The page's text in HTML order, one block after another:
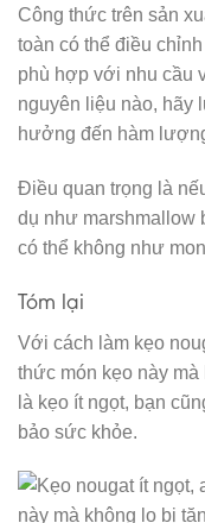
Công thức trên sản
toàn có thể điều
phù hợp với nhu cầu
nguyên liệu nào, hãy
hưởng đến hàm
Điều quan trọng là
dụ như marshmallow
có thể không như
Tóm lại
Với cách làm kẹo
thức món kẹo này mà
là kẹo ít ngọt, bạn
bảo sức khỏe.